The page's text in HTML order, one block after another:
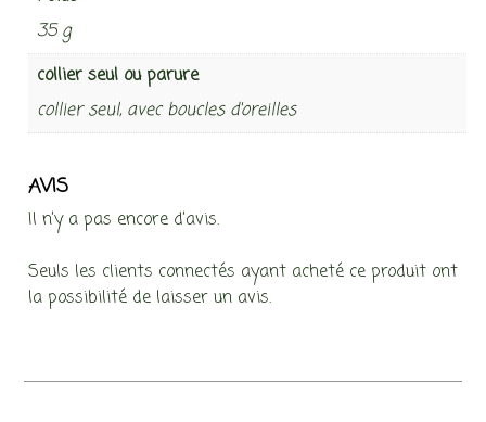
35 g
collier seul ou parure
collier seul, avec boucles d'oreilles
AVIS
Il n’y a pas encore d’avis.
Seuls les clients connectés ayant acheté ce produit ont
la possibilité de laisser un avis.